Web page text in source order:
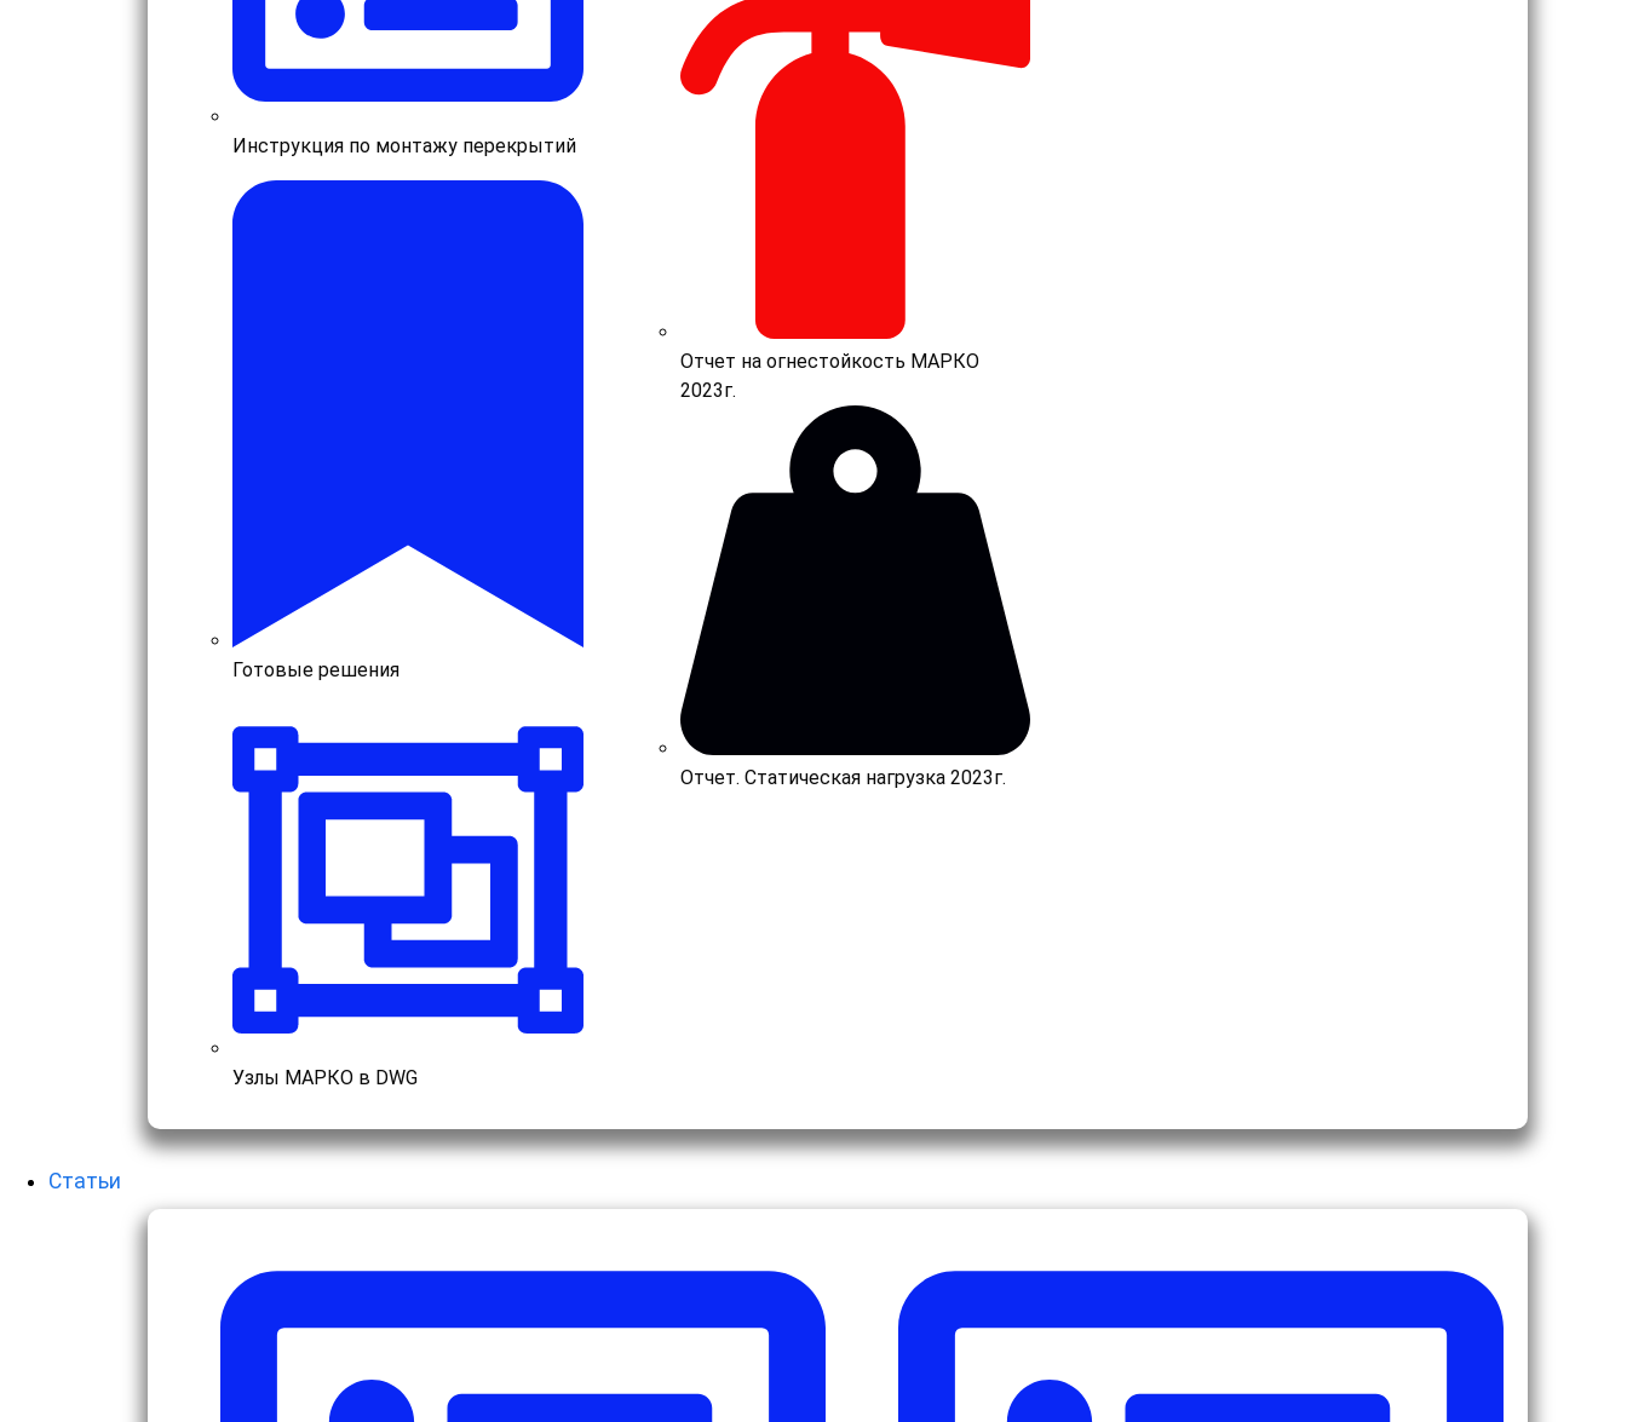
Инструкция по монтажу перекрытий
Готовые решения
Узлы МАРКО в DWG
Отчет на огнестойкость МАРКО
2023г.
Отчет. Статическая нагрузка 2023г.
Статьи